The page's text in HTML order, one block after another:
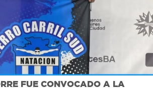
FUE CONVOCADO A LA